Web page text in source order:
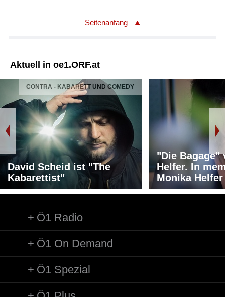
Seitenanfang
Aktuell in oe1.ORF.at
CONTRA - KABARETT UND COMEDY
David Scheid ist "The
Kabarettist"
"Die Bagage"
Helfer. In
Monika Helfer
Ö1 Radio
Ö1 On Demand
Ö1 Spezial